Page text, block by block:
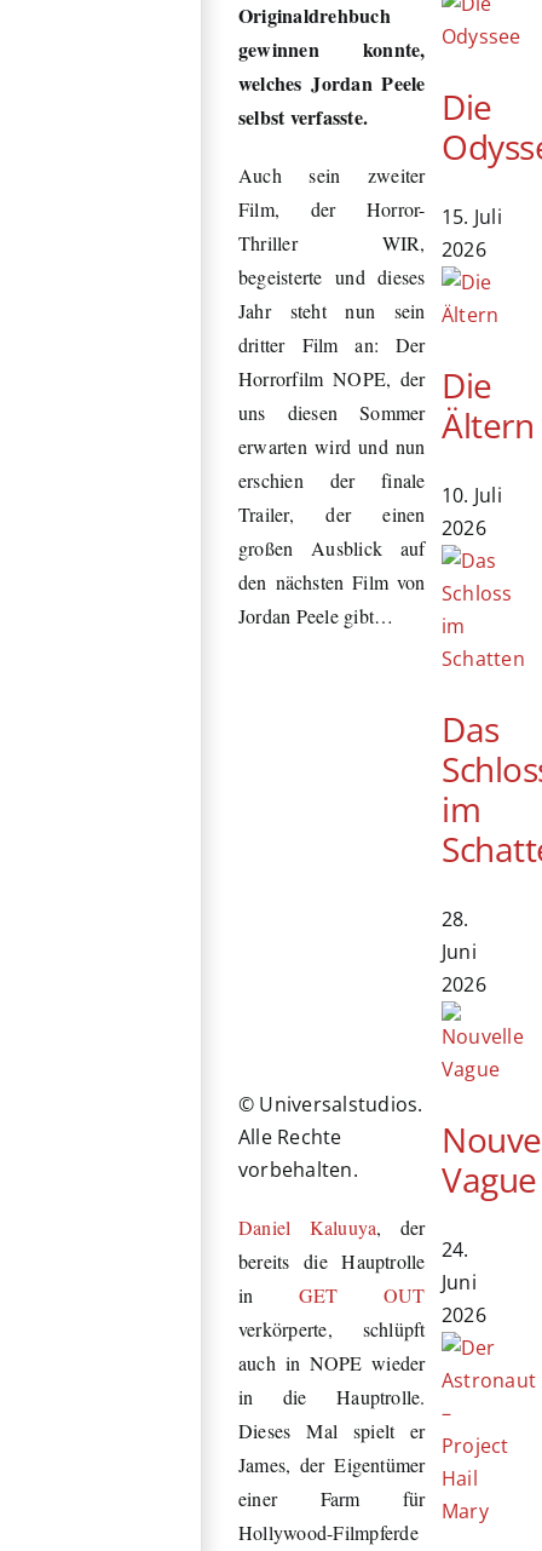
Originaldrehbuch
gewinnen konnte,
welches Jordan Peele
selbst verfasste.
Auch sein zweiter
Film, der Horror-
Thriller WIR,
begeisterte und dieses
Jahr steht nun sein
dritter Film an: Der
Horrorfilm NOPE, der
uns diesen Sommer
erwarten wird und nun
erschien der finale
Trailer, der einen
großen Ausblick auf
den nächsten Film von
Jordan Peele gibt…
© Universalstudios.
Alle Rechte
vorbehalten.
Daniel Kaluuya, der
bereits die Hauptrolle
in GET OUT
verkörperte, schlüpft
auch in NOPE wieder
in die Hauptrolle.
Dieses Mal spielt er
James, der Eigentümer
einer Farm für
Hollywood-Filmpferde
Die
15. Juli
2026
Die
Ältern
10. Juli
2026
Das
im
28.
Juni
2026
Vague
24.
Juni
2026